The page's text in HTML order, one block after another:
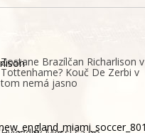
Zostane Brazílčan Richarlison v
Tottenhame? Kouč De Zerbi v
tom nemá jasno